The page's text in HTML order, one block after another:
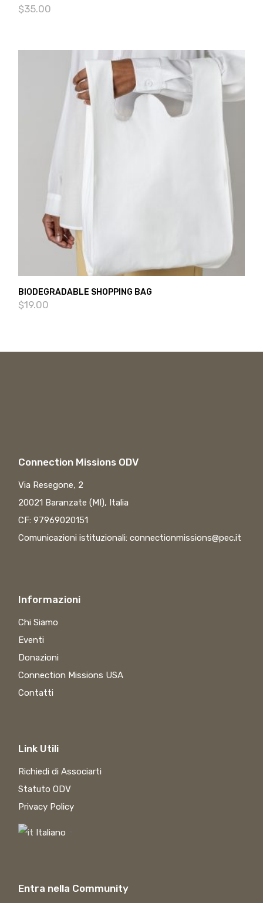
$35.00
BIODEGRADABLE SHOPPING BAG
$19.00
Connection Missions ODV
Via Resegone, 2
20021 Baranzate (MI), Italia
CF: 97969020151
Comunicazioni istituzionali:connectionmissions@pec.it
Informazioni
Chi Siamo
Eventi
Donazioni
Connection Missions USA
Contatti
Link Utili
Richiedi di Associarti
Statuto ODV
Privacy Policy
Italiano
Entra nella Community